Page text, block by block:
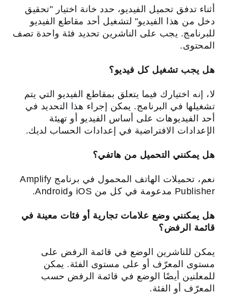
أثناء تدفق تحميل الفيديو، حدد خانة اختيار "تحقيق
دخل من هذا الفيديو‬‏‫" لتشغيل أحد مقاطع الفيديو
للبرنامج. يجب على الناشرين تحديد فئة واحدة تصف
المحتوى.
هل يجب تشغيل كل فيديو؟
لا، إنه اختيارك فيما يتعلق بمقاطع الفيديو التي يتم
تشغيلها في البرنامج. يمكن إجراء هذا التحديد في
أحد الفيديوهات على أساس الفيديو أو تهيئة
الإعدادات الافتراضية في إعدادات الحساب لديك.
هل يمكنني التحميل من هاتفي؟
نعم، تحميلات الهاتف المحمول في برنامج Amplify
Publisher مدعومة في كل من iOS وAndroid.
هل يمكنني وضع علامات تجارية أو فئات معينة في
قائمة الرفض؟
يمكن للناشرين الوضع في قائمة الرفض على
مستوى المعرّف أو على مستوى الفئة. يمكن
للمعلنين أيضًا الوضع في قائمة الرفض حسب
المعرّف أو الفئة.